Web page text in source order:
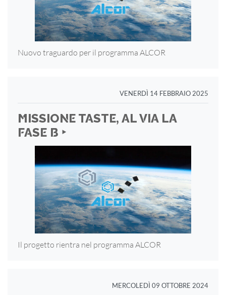
Nuovo traguardo per il programma ALCOR
VENERDÌ 14 FEBBRAIO 2025
MISSIONE TASTE, AL VIA LA
FASE B ‣
Il progetto rientra nel programma ALCOR
MERCOLEDÌ 09 OTTOBRE 2024